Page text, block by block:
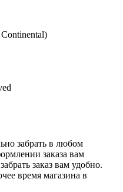
забрать в любом
заказа вам
заказ вам удобно.
время магазина в